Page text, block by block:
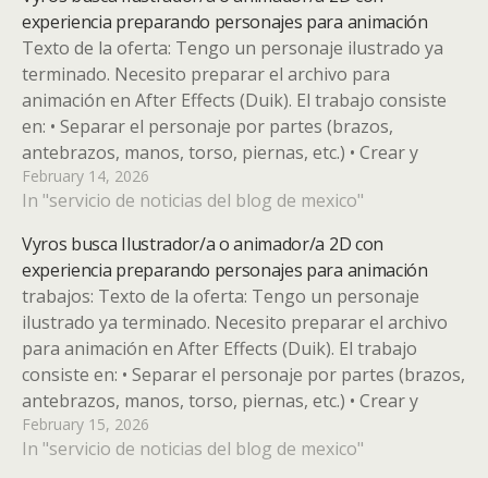
experiencia preparando personajes para animación
Texto de la oferta: Tengo un personaje ilustrado ya
terminado. Necesito preparar el archivo para
animación en After Effects (Duik). El trabajo consiste
en: • Separar el personaje por partes (brazos,
antebrazos, manos, torso, piernas, etc.) • Crear y
extender zonas ocultas para las articulaciones (codos,
hombros, axilas, rodillas…) •…
February 14, 2026
In "servicio de noticias del blog de mexico"
Vyros busca Ilustrador/a o animador/a 2D con
experiencia preparando personajes para animación
trabajos: Texto de la oferta: Tengo un personaje
ilustrado ya terminado. Necesito preparar el archivo
para animación en After Effects (Duik). El trabajo
consiste en: • Separar el personaje por partes (brazos,
antebrazos, manos, torso, piernas, etc.) • Crear y
extender zonas ocultas para las articulaciones (codos,
hombros, axilas, rodillas…)…
February 15, 2026
In "servicio de noticias del blog de mexico"